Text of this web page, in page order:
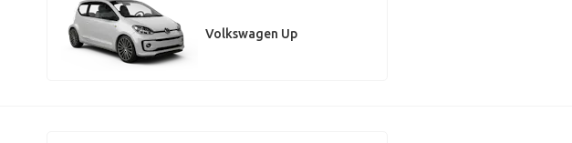
Volkswagen Up